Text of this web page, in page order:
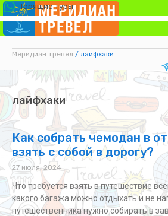
Горящие туры
Меридиан тревел / лайфхаки
лайфхаки
Как собрать чемодан в
взять с собой в дорогу?
27 июля, 2024
Что требуется взять в путешествие
какого багажа можно отдыхать и не
путешественника нужно собирать в